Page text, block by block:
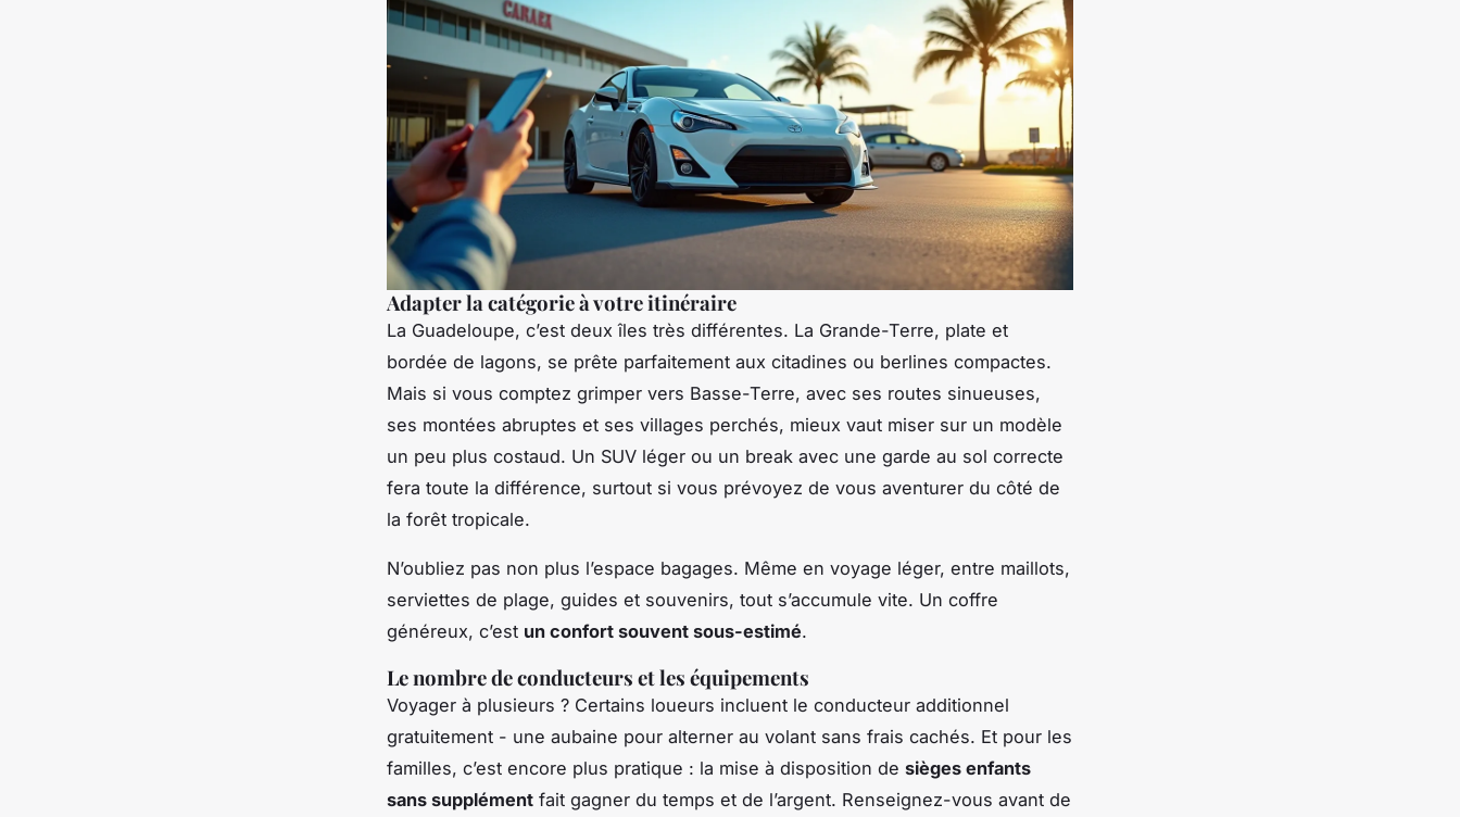
Adapter la catégorie à votre itinéraire
La Guadeloupe, c’est deux îles très différentes. La Grande-Terre, plate et
bordée de lagons, se prête parfaitement aux citadines ou berlines compactes.
Mais si vous comptez grimper vers Basse-Terre, avec ses routes sinueuses,
ses montées abruptes et ses villages perchés, mieux vaut miser sur un modèle
un peu plus costaud. Un SUV léger ou un break avec une garde au sol correcte
fera toute la différence, surtout si vous prévoyez de vous aventurer du côté de
la forêt tropicale.
N’oubliez pas non plus l’espace bagages. Même en voyage léger, entre maillots,
serviettes de plage, guides et souvenirs, tout s’accumule vite. Un coffre
généreux, c’est un confort souvent sous-estimé.
Le nombre de conducteurs et les équipements
Voyager à plusieurs ? Certains loueurs incluent le conducteur additionnel
gratuitement - une aubaine pour alterner au volant sans frais cachés. Et pour les
familles, c’est encore plus pratique : la mise à disposition de sièges enfants
sans supplément fait gagner du temps et de l’argent. Renseignez-vous avant de